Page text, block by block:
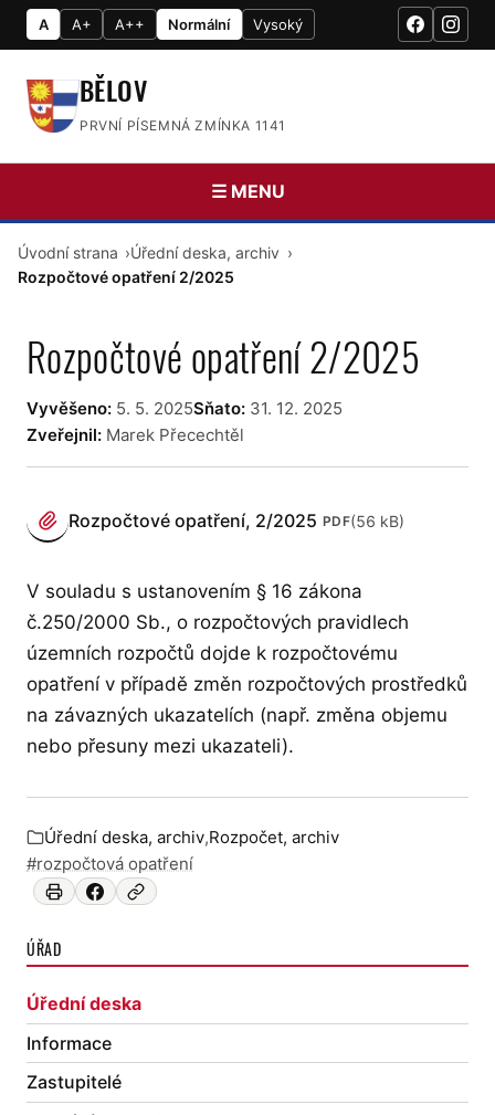
A A+ A++ Normální Vysoký
BĚLOV
PRVNÍ PÍSEMNÁ ZMÍNKA 1141
☰ MENU
Úvodní strana
Úřední deska, archiv
Rozpočtové opatření 2/2025
Rozpočtové opatření 2/2025
Vyvěšeno: 5. 5. 2025Sňato: 31. 12. 2025
Zveřejnil: Marek Přecechtěl
Rozpočtové opatření, 2/2025 PDF(56 kB)
(otevře se v novém panelu)
V souladu s ustanovením § 16 zákona
č.250/2000 Sb., o rozpočtových pravidlech
územních rozpočtů dojde k rozpočtovému
opatření v případě změn rozpočtových prostředků
na závazných ukazatelích (např. změna objemu
nebo přesuny mezi ukazateli).
Zařazeno v:
Úřední deska, archiv,Rozpočet, archiv
#rozpočtová opatření
ÚŘAD
Úřední deska
Informace
Zastupitelé